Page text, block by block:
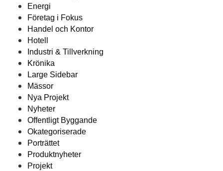
Energi
Företag i Fokus
Handel och Kontor
Hotell
Industri & Tillverkning
Krönika
Large Sidebar
Mässor
Nya Projekt
Nyheter
Offentligt Byggande
Okategoriserade
Porträttet
Produktnyheter
Projekt